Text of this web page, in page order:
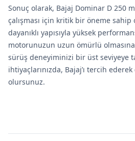
Sonuç olarak, Bajaj Dominar D 250
çalışması için kritik bir öneme sahip
dayanıklı yapısıyla yüksek
motorunuzun uzun ömürlü
sürüş deneyiminizi bir üst seviyeye
ihtiyaçlarınızda, Bajaj’ı tercih
olursunuz.